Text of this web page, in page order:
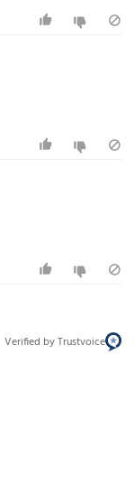
Verified by Trustvoice